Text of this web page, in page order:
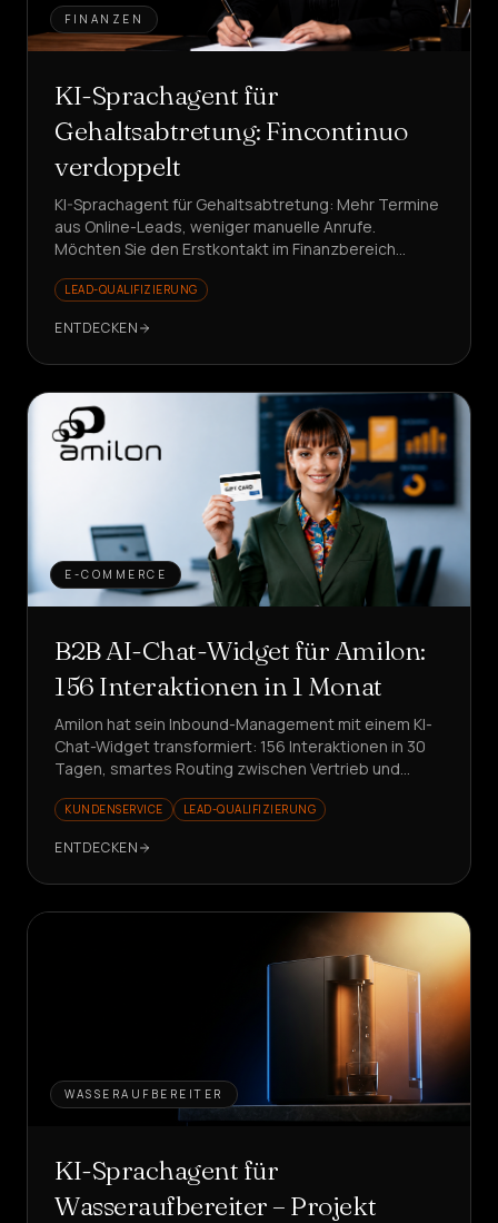
FINANZEN
KI-Sprachagent für
Gehaltsabtretung: Fincontinuo
verdoppelt
KI-Sprachagent für Gehaltsabtretung: Mehr Termine
aus Online-Leads, weniger manuelle Anrufe.
Möchten Sie den Erstkontakt im Finanzbereich
LEAD-QUALIFIZIERUNG
ENTDECKEN
E-COMMERCE
B2B AI-Chat-Widget für Amilon:
156 Interaktionen in 1 Monat
Amilon hat sein Inbound-Management mit einem KI-
Chat-Widget transformiert: 156 Interaktionen in 30
Tagen, smartes Routing zwischen Vertrieb und
KUNDENSERVICE LEAD-QUALIFIZIERUNG
ENTDECKEN
WASSERAUFBEREITER
KI-Sprachagent für
Wasseraufbereiter – Projekt